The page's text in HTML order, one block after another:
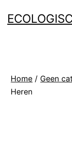
naar
Home / Geen
Heren